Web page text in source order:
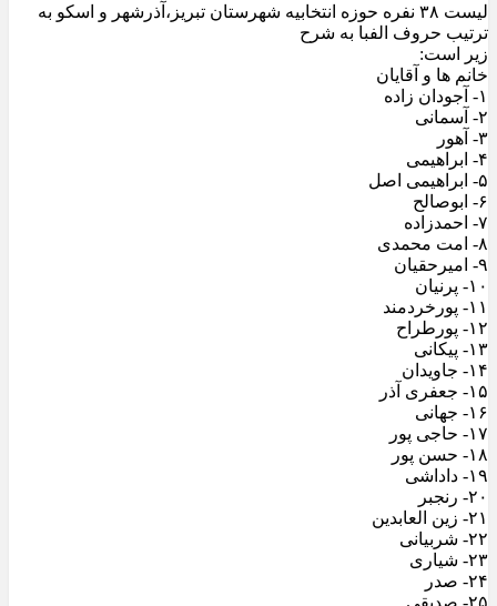
لیست ۳۸ نفره حوزه انتخابیه شهرستان تبریز،آذرشهر و اسکو به
ترتیب حروف الفبا به شرح
زیر است:
خانم ها و آقایان
۱- آجودان زاده
۲- آسمانی
۳- آهور
۴- ابراهیمی
۵- ابراهیمی اصل
۶- ابوصالح
۷- احمدزاده
۸- امت محمدی
۹- امیرحقیان
۱۰- پرنیان
۱۱- پورخردمند
۱۲- پورطراح
۱۳- پیکانی
۱۴- جاویدان
۱۵- جعفری آذر
۱۶- جهانی
۱۷- حاجی پور
۱۸- حسن پور
۱۹- داداشی
۲۰- رنجبر
۲۱- زین العابدین
۲۲- شربیانی
۲۳- شیاری
۲۴- صدر
۲۵- صدیقی